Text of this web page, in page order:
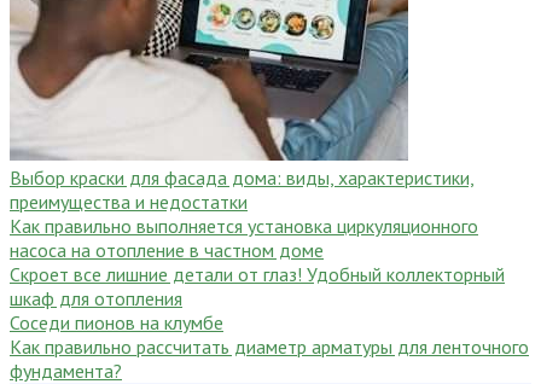
Выбор краски для фасада дома: виды, характеристики,
преимущества и недостатки
Как правильно выполняется установка циркуляционного
насоса на отопление в частном доме
Скроет все лишние детали от глаз! Удобный коллекторный
шкаф для отопления
Соседи пионов на клумбе
Как правильно рассчитать диаметр арматуры для ленточного
фундамента?